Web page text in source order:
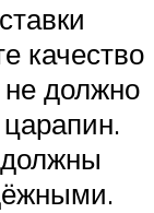
качество
не должно